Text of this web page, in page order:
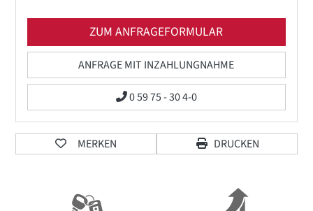
ZUM ANFRAGEFORMULAR
ANFRAGE MIT INZAHLUNGNAHME
0 59 75 - 30 4-0
MERKEN DRUCKEN